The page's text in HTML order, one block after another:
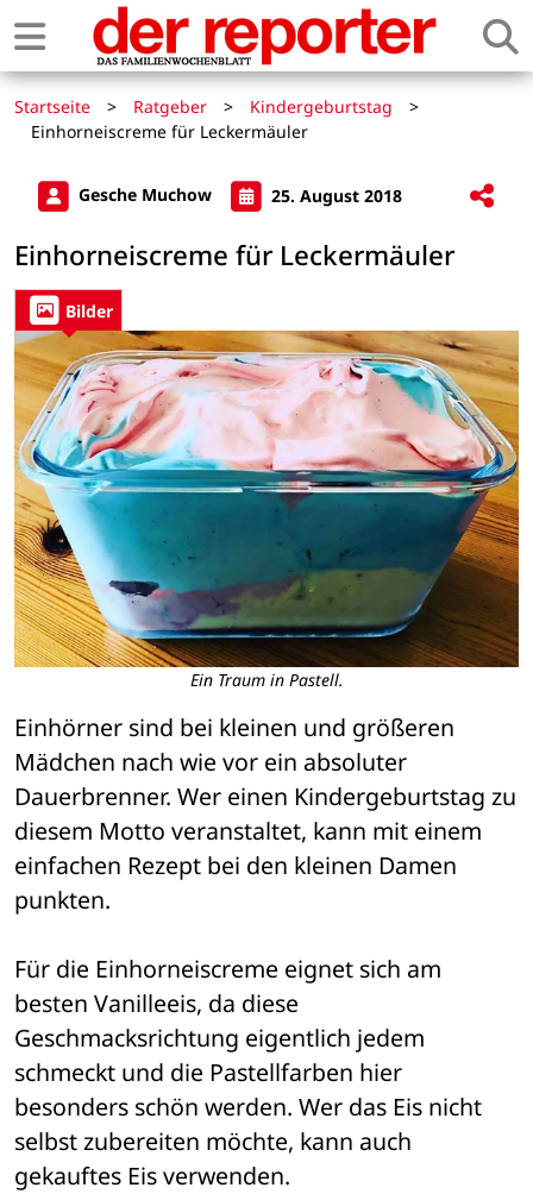
Startseite > Ratgeber > Kindergeburtstag
>
Einhorneiscreme für Leckermäuler
Gesche Muchow 25. August 2018
Einhorneiscreme für Leckermäuler
Bilder
Ein Traum in Pastell.
Einhörner sind bei kleinen und größeren
Mädchen nach wie vor ein absoluter
Dauerbrenner. Wer einen Kindergeburtstag zu
diesem Motto veranstaltet, kann mit einem
einfachen Rezept bei den kleinen Damen
punkten.
Für die Einhorneiscreme eignet sich am
besten Vanilleeis, da diese
Geschmacksrichtung eigentlich jedem
schmeckt und die Pastellfarben hier
besonders schön werden. Wer das Eis nicht
selbst zubereiten möchte, kann auch
gekauftes Eis verwenden.